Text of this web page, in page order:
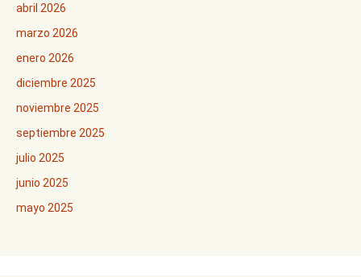
abril 2026
marzo 2026
enero 2026
diciembre 2025
noviembre 2025
septiembre 2025
julio 2025
junio 2025
mayo 2025